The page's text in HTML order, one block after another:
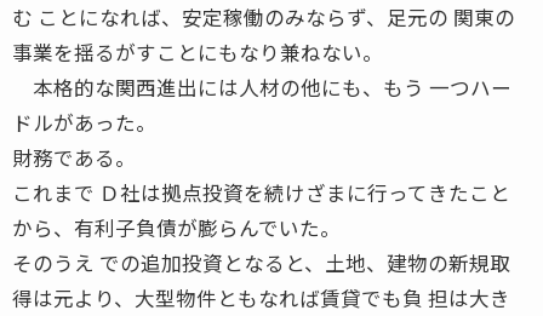
む ことになれば、安定稼働のみならず、足元の 関東の
事業を揺るがすことにもなり兼ねない。
本格的な関西進出には人材の他にも、もう 一つハー
ドルがあった。
財務である。
これまで Ｄ社は拠点投資を続けざまに行ってきたこと
から、有利子負債が膨らんでいた。
そのうえ での追加投資となると、土地、建物の新規取
得は元より、大型物件ともなれば賃貸でも負 担は大き